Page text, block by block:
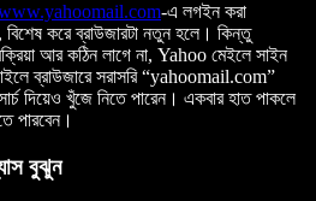
-এ লগইন করা
করে ব্রাউজারটা নতুন হলে। কিন্তু
আর কঠিন লাগে না, Yahoo মেইলে সাইন
ব্রাউজারে সরাসরি “yahoomail.com”
দিয়েও খুঁজে নিতে পারেন। একবার হাত পাকলে
পারবেন।
বুঝুন